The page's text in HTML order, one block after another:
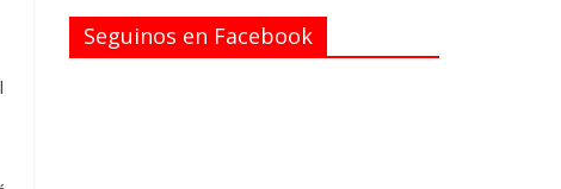
Seguinos en Facebook